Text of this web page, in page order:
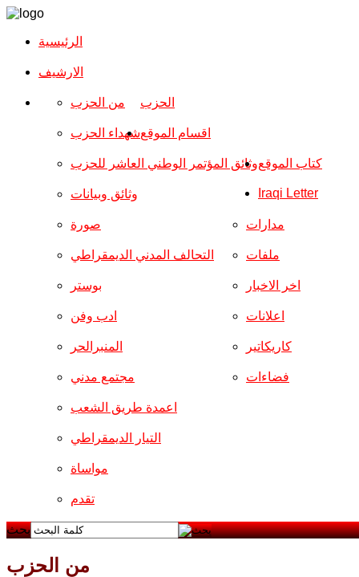
الرئيسية
الارشیف
الحزب من الحزب
شهداء الحزب
وثائق المؤتمر الوطني العاشر للحزب
وثائق وبيانات
اقسام الموقع
صورة
التحالف المدني الديمقراطي
بوستر
ادب وفن
المنبرالحر
مجتمع مدني
مدارات
ملفات
اخر الاخبار
اعلانات
كاريكاتير
فضاءات
اعمدة طريق الشعب
التيار الديمقراطي
مواساة
تقدم
كتاب الموقع
Iraqi Letter
بحث
من الحزب